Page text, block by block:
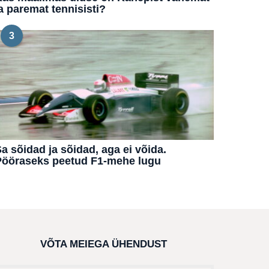
paremat tennisisti?
3
sõidad ja sõidad, aga ei võida.
peetud F1-mehe lugu
VÕTA MEIEGA ÜHENDUST